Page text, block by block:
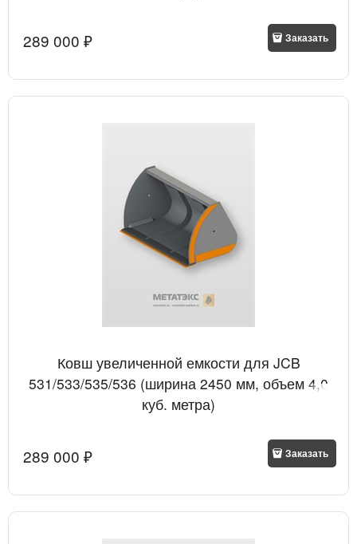
289 000 ₽ Заказать
Ковш увеличенной емкости для JCB
531/533/535/536 (ширина 2450 мм, объем 4,0
куб. метра)
289 000 ₽ Заказать